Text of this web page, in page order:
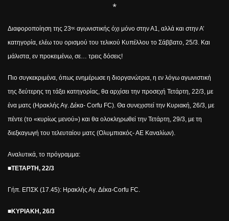
*
Διαφοροποίηση της 23ης αγωνιστικής όχι μόνο στην Α1, αλλά και στην Α’
κατηγορία, ελέω του ορισμού του τελικού Κυπέλλου το Σάββατο, 25/3. Και
μάλιστα, εν προκειμένω, σε… τρεις δόσεις!
Πιο συγκεκριμένα, όπως ενημέρωσε η διοργανώτρια, η εν λόγω αγωνιστική
της δεύτερης τη τάξει κατηγορίας, θα αρχίσει την προσεχή Τετάρτη, 22/3, με
ένα ματς (Ηρακλής Αγ. Δέκα- Corfu FC). Θα συνεχιστεί την Κυριακή, 26/3, με
πέντε (το «κυρίως μενού») και θα ολοκληρωθεί την Τετάρτη, 29/3, με τη
διεξκαγωγή του τελευταίου ματς (Ολυμπιακός- ΑΕ Καναλίων).
Αναλυτικά, το πρόγραμμα:
■ΤΕΤΑΡΤΗ, 22/3
Γήπ. ΕΠΣΚ (17.45): Ηρακλής Αγ. Δέκα-Corfu FC.
■ΚΥΡΙΑΚΗ, 26/3